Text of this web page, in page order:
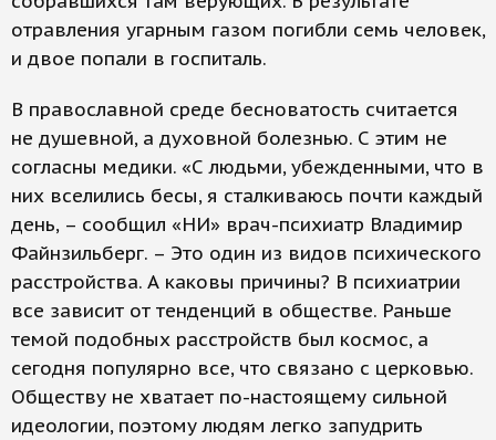
отравления угарным газом погибли семь человек,
и двое попали в госпиталь.
В православной среде бесноватость считается
не душевной, а духовной болезнью. С этим не
согласны медики. «С людьми, убежденными, что в
них вселились бесы, я сталкиваюсь почти каждый
день, – сообщил «НИ» врач-психиатр Владимир
Файнзильберг. – Это один из видов психического
расстройства. А каковы причины? В психиатрии
все зависит от тенденций в обществе. Раньше
темой подобных расстройств был космос, а
сегодня популярно все, что связано с церковью.
Обществу не хватает по-настоящему сильной
идеологии, поэтому людям легко запудрить